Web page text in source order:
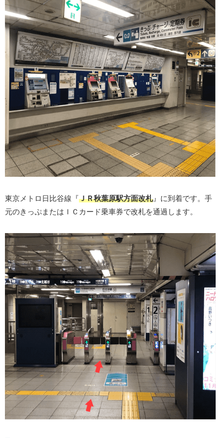
東京メトロ日比谷線『ＪＲ秋葉原駅方面改札』に到着です。手
元のきっぷまたはＩＣカード乗車券で改札を通過します。